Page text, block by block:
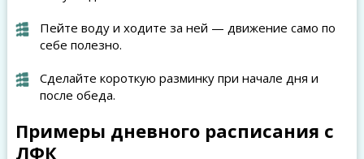
Пейте воду и ходите за ней — движение само по
себе полезно.
Сделайте короткую разминку при начале дня и
после обеда.
Примеры дневного расписания с
ЛФК